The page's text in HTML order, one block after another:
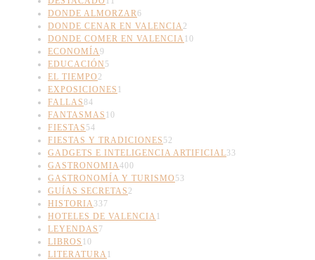
DONDE ALMORZAR6
DONDE CENAR EN VALENCIA 2
DONDE COMER EN VALENCIA 10
ECONOMÍA9
EDUCACIÓN 5
EL TIEMPO 2
EXPOSICIONES 1
FALLAS84
FANTASMAS 10
FIESTAS 54
FIESTAS Y TRADICIONES 52
GADGETS E INTELIGENCIA ARTIFICIAL33
GASTRONOMIA400
GASTRONOMÍA Y TURISMO 53
GUÍAS SECRETAS 2
HISTORIA 337
HOTELES DE VALENCIA 1
LEYENDAS 7
LIBROS 10
LITERATURA 1